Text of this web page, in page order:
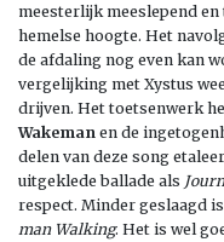
meesterlijk meeslepend
hemelse hoogte. Het
de afdaling nog even kan
vergelijking met Xystus
drijven. Het toetsenwerk
Wakeman en de
delen van deze song
uitgeklede ballade als
respect. Minder geslaagd
man Walking. Het is wel